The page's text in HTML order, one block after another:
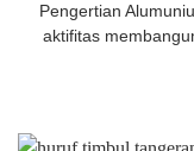
Pengertian
aktifitas